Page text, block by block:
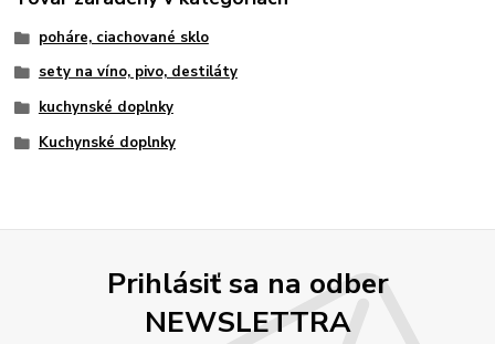
poháre, ciachované sklo
sety na víno, pivo, destiláty
kuchynské doplnky
Kuchynské doplnky
Prihlásiť sa na odber
NEWSLETTRA